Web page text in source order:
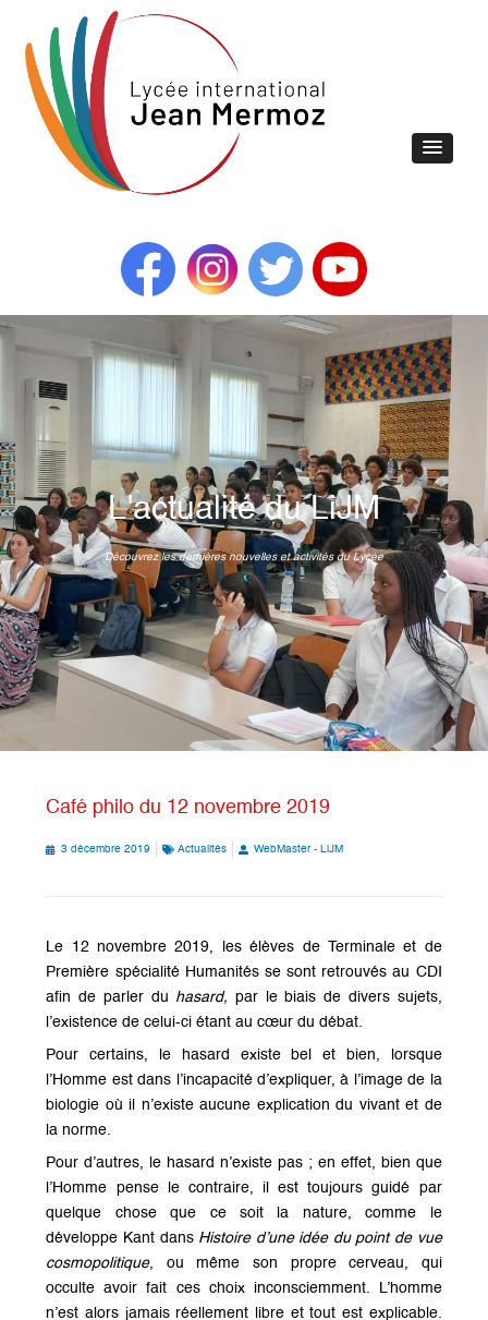
L'actualité du LiJM
Découvrez les dernières nouvelles et activités du Lycée
Café philo du 12 novembre 2019
3 décembre 2019 Actualités WebMaster - LiJM
Le 12 novembre 2019, les élèves de Terminale et de
Première spécialité Humanités se sont retrouvés au CDI
afin de parler du hasard,par le biais de divers sujets,
l’existence de celui-ci étant au cœur du débat.
Pour certains, le hasard existe bel et bien, lorsque
l’Homme est dans l’incapacité d’expliquer, à l’image de la
biologie où il n’existe aucune explication du vivant et de
la norme.
Pour d’autres, le hasard n’existe pas ; en effet, bien que
l’Homme pense le contraire, il est toujours guidé par
quelque chose que ce soit la nature, comme le
développe Kant dans Histoire d’une idée du point de vue
cosmopolitique, ou même son propre cerveau, qui
occulte avoir fait ces choix inconsciemment. L’homme
n’est alors jamais réellement libre et tout est explicable.